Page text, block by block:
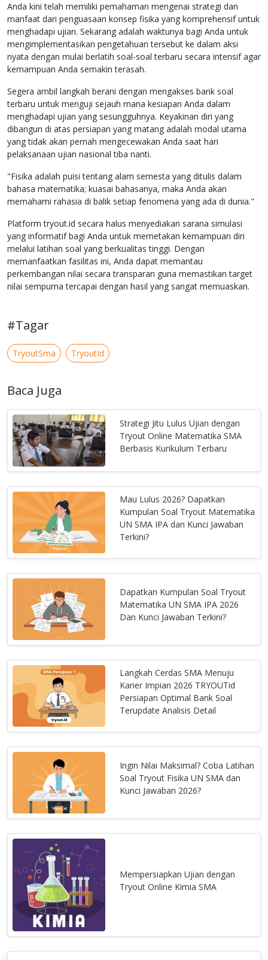
Anda kini telah memiliki pemahaman mengenai strategi dan
manfaat dari penguasaan konsep fisika yang komprehensif untuk
menghadapi ujian. Sekarang adalah waktunya bagi Anda untuk
mengimplementasikan pengetahuan tersebut ke dalam aksi
nyata dengan mulai berlatih soal-soal terbaru secara intensif agar
kemampuan Anda semakin terasah.
Segera ambil langkah berani dengan mengakses bank soal
terbaru untuk menguji sejauh mana kesiapan Anda dalam
menghadapi ujian yang sesungguhnya. Keyakinan diri yang
dibangun di atas persiapan yang matang adalah modal utama
yang tidak akan pernah mengecewakan Anda saat hari
pelaksanaan ujian nasional tiba nanti.
"Fisika adalah puisi tentang alam semesta yang ditulis dalam
bahasa matematika; kuasai bahasanya, maka Anda akan
memahami rahasia di balik setiap fenomena yang ada di dunia."
Platform tryout.id secara halus menyediakan sarana simulasi
yang informatif bagi Anda untuk memetakan kemampuan diri
melalui latihan soal yang berkualitas tinggi. Dengan
memanfaatkan fasilitas ini, Anda dapat memantau
perkembangan nilai secara transparan guna memastikan target
nilai sempurna tercapai dengan hasil yang sangat memuaskan.
#Tagar
TryoutSma TryoutId
Baca Juga
Strategi Jitu Lulus Ujian dengan
Tryout Online Matematika SMA
Berbasis Kurikulum Terbaru
Mau Lulus 2026? Dapatkan
Kumpulan Soal Tryout Matematika
UN SMA IPA dan Kunci Jawaban
Terkini?
Dapatkan Kumpulan Soal Tryout
Matematika UN SMA IPA 2026
Dan Kunci Jawaban Terkini?
Langkah Cerdas SMA Menuju
Karier Impian 2026 TRYOUTid
Persiapan Optimal Bank Soal
Terupdate Analisis Detail
Ingin Nilai Maksimal? Coba Latihan
Soal Tryout Fisika UN SMA dan
Kunci Jawaban 2026?
Mempersiapkan Ujian dengan
Tryout Online Kimia SMA